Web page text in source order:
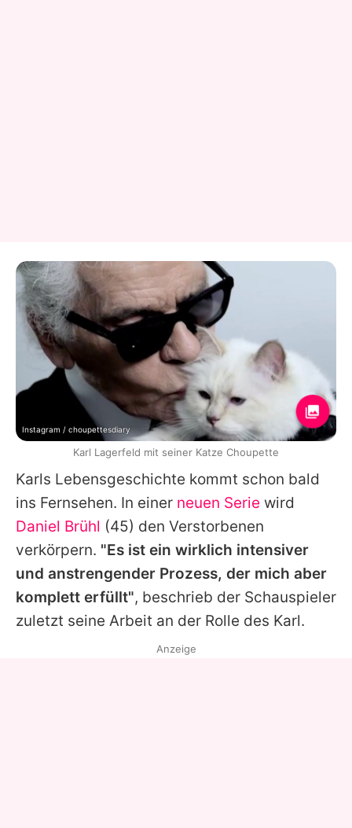
Karls Lebensgeschichte kommt schon bald
ins Fernsehen. In einer neuen Serie wird
Daniel Brühl (45) den Verstorbenen
verkörpern. "Es ist ein wirklich intensiver
und anstrengender Prozess, der mich aber
komplett erfüllt", beschrieb der Schauspieler
zuletzt seine Arbeit an der Rolle des Karl.
Instagram / choupettesdiary
Karl Lagerfeld mit seiner Katze Choupette
Anzeige